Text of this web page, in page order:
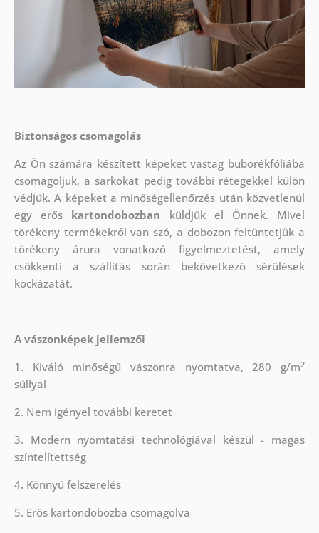
Biztonságos csomagolás
Az Ön számára készített képeket vastag buborékfóliába
csomagoljuk, a sarkokat pedig további rétegekkel külön
védjük.A képeket a minőségellenőrzés után közvetlenül
egy erős kartondobozban küldjük el Önnek. Mivel
törékeny termékekről van szó, a dobozon feltüntetjük a
törékeny árura vonatkozó figyelmeztetést, amely
csökkenti a szállítás során bekövetkező sérülések
kockázatát.
A vászonképek jellemzői
1. Kiváló minőségű vászonra nyomtatva, 280 g/m2
súllyal
2. Nem igényel további keretet
3. Modern nyomtatási technológiával készül - magas
színtelítettség
4. Könnyű felszerelés
5. Erős kartondobozba csomagolva